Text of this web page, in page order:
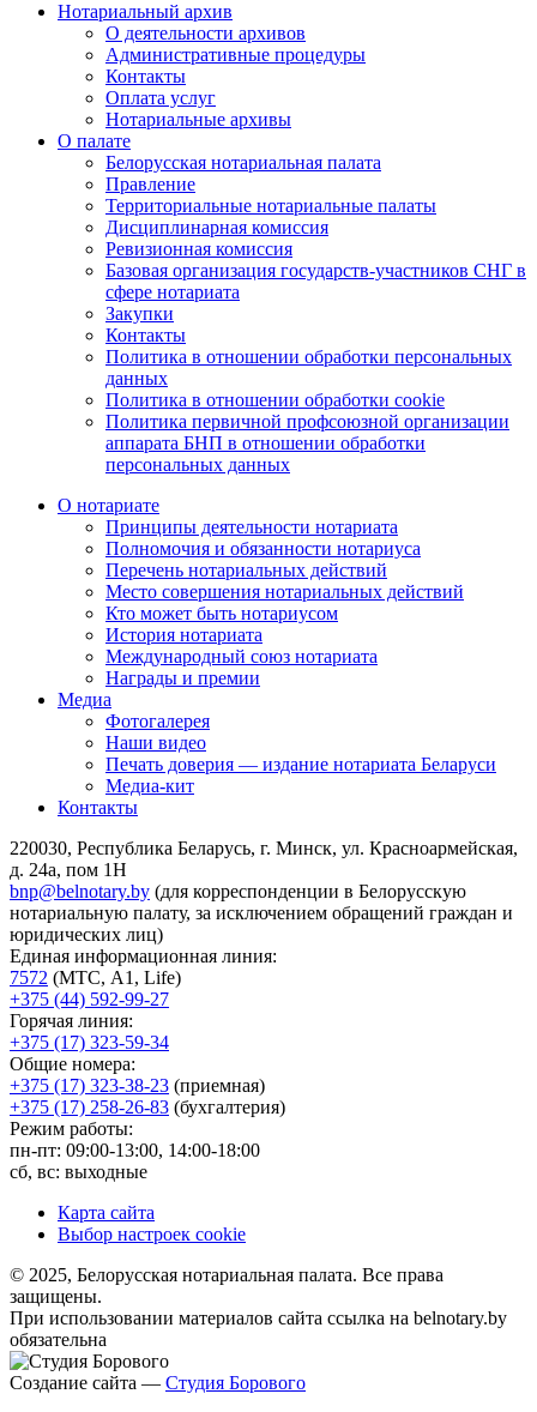
Нотариальный архив
О деятельности архивов
Административные процедуры
Контакты
Оплата услуг
Нотариальные архивы
О палате
Белорусская нотариальная палата
Правление
Территориальные нотариальные палаты
Дисциплинарная комиссия
Ревизионная комиссия
Базовая организация государств-участников СНГ в
сфере нотариата
Закупки
Контакты
Политика в отношении обработки персональных
данных
Политика в отношении обработки cookie
Политика первичной профсоюзной организации
аппарата БНП в отношении обработки
персональных данных
О нотариате
Принципы деятельности нотариата
Полномочия и обязанности нотариуса
Перечень нотариальных действий
Место совершения нотариальных действий
Кто может быть нотариусом
История нотариата
Международный союз нотариата
Награды и премии
Медиа
Фотогалерея
Наши видео
Печать доверия — издание нотариата Беларуси
Медиа-кит
Контакты
220030, Республика Беларусь, г. Минск, ул. Красноармейская,
д. 24а, пом 1Н
bnp@belnotary.by (для корреспонденции в Белорусскую
нотариальную палату, за исключением обращений граждан и
юридических лиц)
Единая информационная линия:
7572 (МТС, A1, Life)
+375 (44) 592-99-27
Горячая линия:
+375 (17) 323-59-34
Общие номера:
+375 (17) 323-38-23 (приемная)
+375 (17) 258-26-83 (бухгалтерия)
Режим работы:
пн-пт: 09:00-13:00, 14:00-18:00
сб, вс: выходные
Карта сайта
Выбор настроек cookie
© 2025, Белорусская нотариальная палата. Все права
защищены.
При использовании материалов сайта ссылка на belnotary.by
обязательна
Создание сайта — Студия Борового